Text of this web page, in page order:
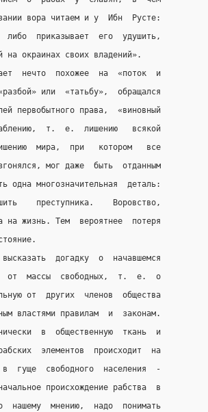
вора читаем и у  Ибн  Русте:
либо  приказывает  его  удушить,
на окраинах своих владений».
нечто  похожее  на  «поток  и
или  «татьбу»,  обращался
первобытного права,  «виновный
т.  е.  лишению   всякой
мира,  при   котором   все
мог даже  быть  отданным
одна многозначительная  деталь:
преступника.    Воровство,
на жизнь. Тем  вероятнее  потеря
догадку  о  начавшемся
от  массы  свободных,  т.  е.  о
от  других  членов  общества
властями правилам  и  законам.
в  общественную  ткань  и
элементов  происходит  на
в  гуще  свободного  населения  -
происхождение рабства  в
нашему  мнению,  надо  понимать